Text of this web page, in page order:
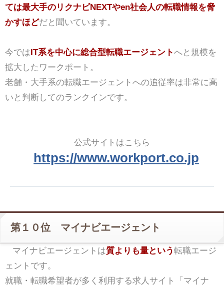
ては最大手のリクナビNEXTやen社会人の転職情報を脅
かすほどだと聞いています。
今ではIT系を中心に総合型転職エージェントへと規模を
拡大したワークポート。
老舗・大手系の転職エージェントへの追従率は非常に高
いと判断してのランクインです。
公式サイトはこちら
https://www.workport.co.jp
第１０位 マイナビエージェント
マイナビエージェントは質よりも量という転職エージ
ェントです。
就職・転職希望者が多く利用する求人サイト「マイナ